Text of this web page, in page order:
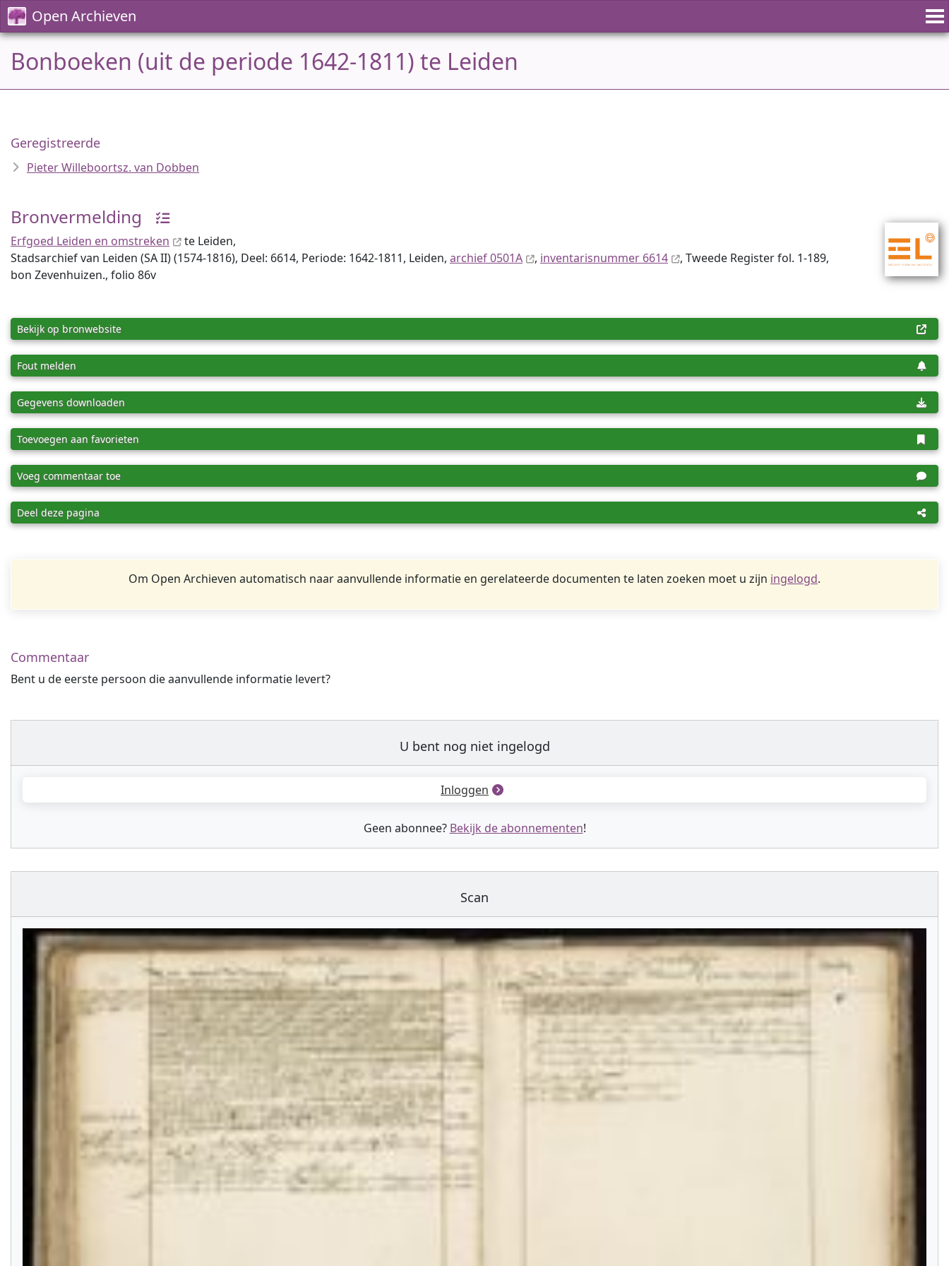
Open Archieven
Bonboeken (uit de periode 1642-1811) te Leiden
Geregistreerde
Pieter Willeboortsz. van Dobben
Bronvermelding
Erfgoed Leiden en omstreken
te Leiden,
Stadsarchief van Leiden (SA II) (1574-1816), Deel: 6614, Periode: 1642-1811, Leiden, archief 0501A , inventaris­num­mer 6614
, Tweede Register fol. 1-189,
bon Zevenhuizen., folio 86v
Bekijk op bronwebsite
Fout melden
Gegevens downloaden
Toevoegen aan favorieten
Voeg commentaar toe
Deel deze pagina
Om Open Archieven automatisch naar aanvullende informatie en gerelateerde documenten te laten zoeken moet u zijn ingelogd.
Commentaar
Bent u de eerste persoon die aanvullende informatie levert?
U bent nog niet ingelogd
Inloggen
Geen abonnee? Bekijk de abonnementen!
Scan